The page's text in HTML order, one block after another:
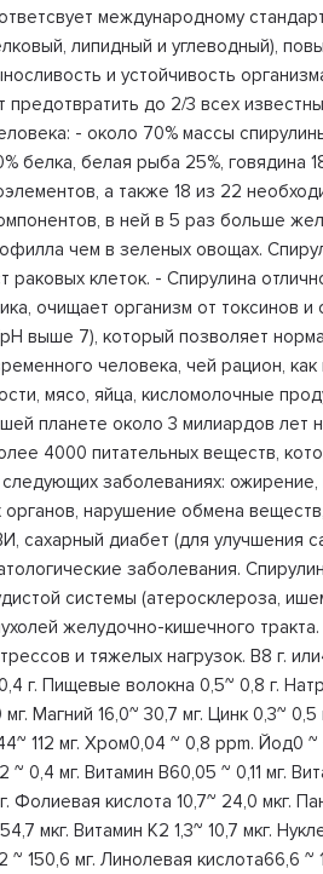
международному
липидный и углеводный),
и устойчивость
до 2/3 всех
- около 70% массы
белка, белая рыба 25%, говядина
а также 18 из 22
в ней в 5 раз больше
чем в зеленых овощах.
клеток. - Спирулина
очищает организм от токсинов и
выше 7), который позволяет
человека, чей рацион,
мясо, яйца, кисломолочные
планете около 3 милиардов лет
4000 питательных веществ,
заболеваниях:
органов, нарушение обмена
сахарный диабет (для улучшения
заболевания.
системы (атеросклероза,
желудочно-кишечного
и тяжелых нагрузок. В8 г.
г. Пищевые волокна 0,5~ 0,8 г.
Магний 16,0~ 30,7 мг. Цинк 0,3~
112 мг. Хром0,04 ~ 0,8 ppm. Йод0 ~
0,4 мг. Витамин В60,05 ~ 0,11 мг.
Фолиевая кислота 10,7~ 24,0 мкг.
мкг. Витамин К2 1,3~ 10,7 мкг.
150,6 мг. Линолевая кислота66,6 ~